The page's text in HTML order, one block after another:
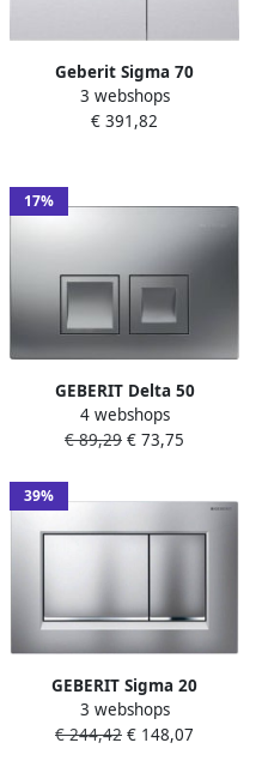
Geberit Sigma 70
bedieningspaneel rvs voor
Sigma reservoirs 8cm
3 webshops
€ 391,82
17%
GEBERIT Delta 50
tweeknops mechanische
bedieningsplaat
164x246x25mm matchroom
4 webshops
€ 89,29 € 73,75
39%
GEBERIT Sigma 20
bedieningspaneel DF
frontbediend 24.6x16.4cm
3 webshops
€ 244,42 € 148,07